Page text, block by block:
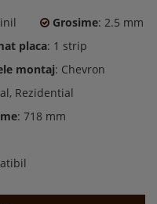
Grosime: 2.5 mm
placa: 1 strip
montaj: Chevron
Rezidential
: 718 mm